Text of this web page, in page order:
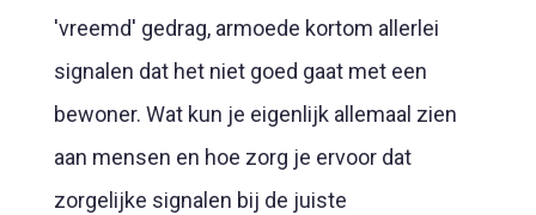
'vreemd' gedrag, armoede kortom allerlei
signalen dat het niet goed gaat met een
bewoner. Wat kun je eigenlijk allemaal zien
aan mensen en hoe zorg je ervoor dat
zorgelijke signalen bij de juiste